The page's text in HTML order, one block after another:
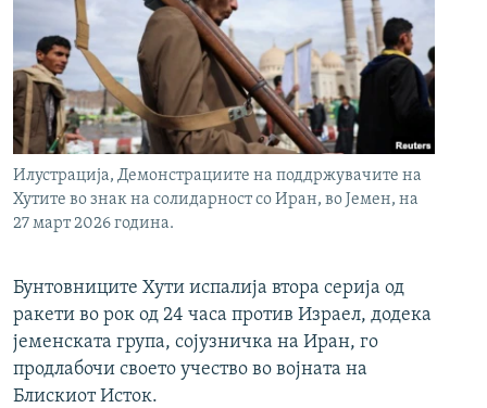
Илустрација, Демонстрациите на поддржувачите на
Хутите во знак на солидарност со Иран, во Јемен, на
27 март 2026 година.
Бунтовниците Хути испалија втора серија од
ракети во рок од 24 часа против Израел, додека
јеменската група, сојузничка на Иран, го
продлабочи своето учество во војната на
Блискиот Исток.